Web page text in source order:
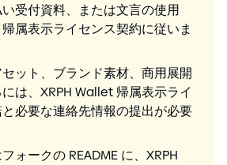
受付資料、または文言の使用
属表示ライセンス契約に従いま
ット、ブランド素材、商用展開
は、XRPH Wallet 帰属表示ライ
必要な連絡先情報の提出が必要
ォークの README に、XRPH